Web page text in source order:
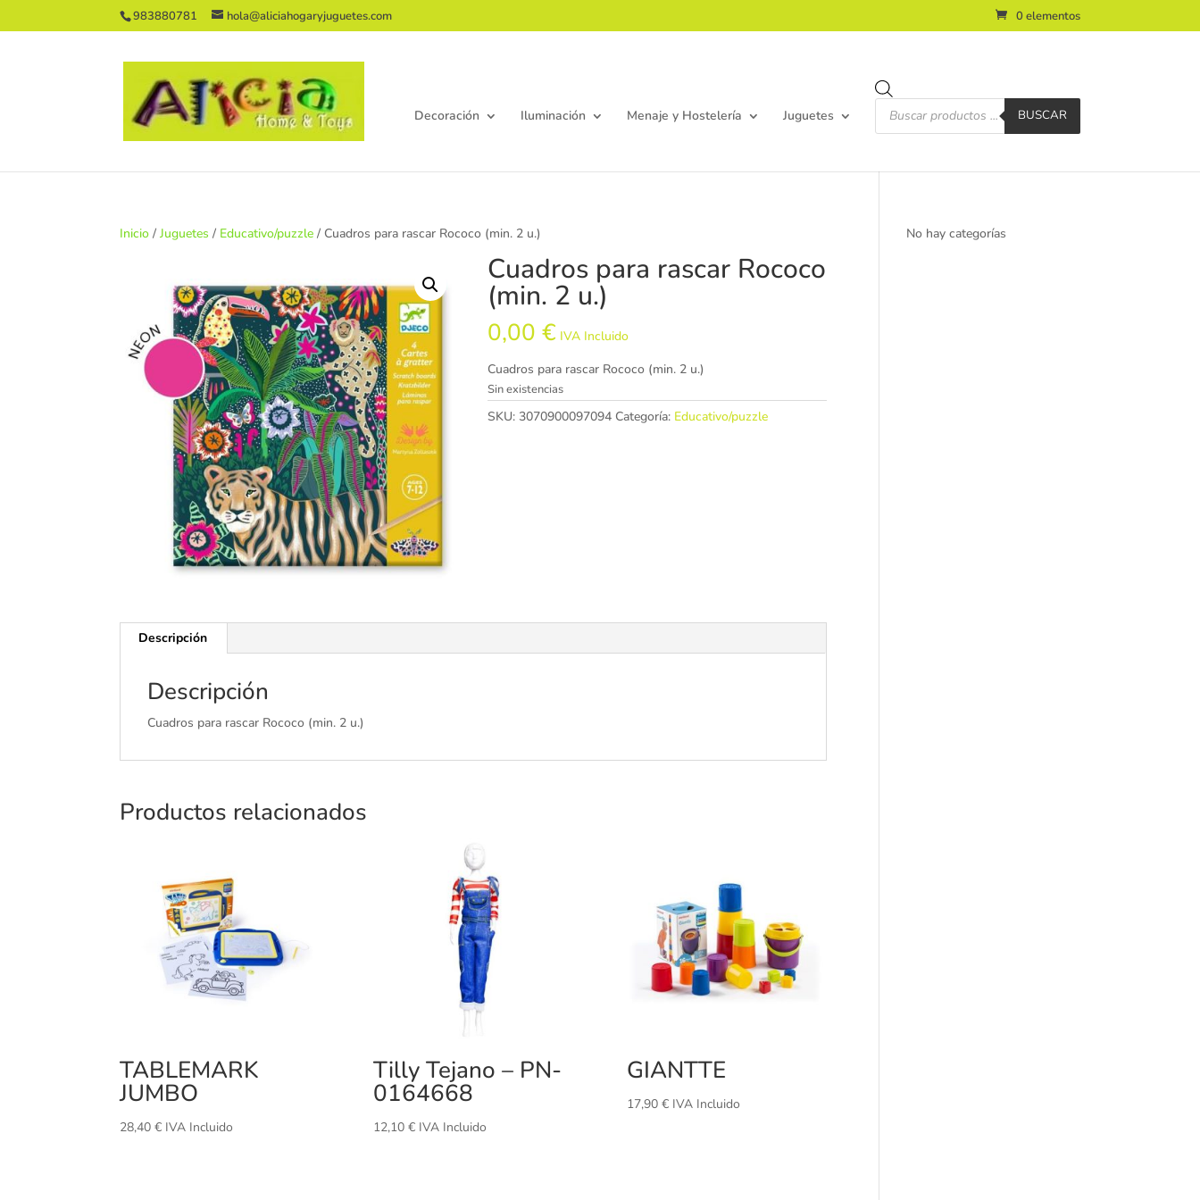
983880781 hola@aliciahogaryjuguetes.com 0 elementos
Decoración Iluminación Menaje y Hostelería Juguetes
Búsqueda
productos
BUSCAR
Inicio /Juguetes / Educativo/puzzle / Cuadros para rascar Rococo (min. 2 u.)
Cuadros para rascar Rococo
(min. 2 u.)
0,00€ IVA Incluido
Cuadros para rascar Rococo (min. 2 u.)
Sin existencias
SKU:3070900097094 Categoría: Educativo/puzzle
Descripción
Descripción
Cuadros para rascar Rococo (min. 2 u.)
Productos relacionados
TABLEMARK
JUMBO
28,40€ IVA Incluido
Tilly Tejano – PN-
0164668
12,10 € IVA Incluido
GIANTTE
17,90 € IVA Incluido
No hay categorías